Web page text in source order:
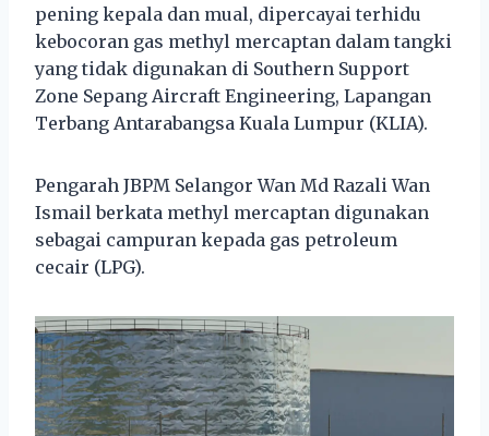
pening kepala dan mual, dipercayai terhidu
kebocoran gas methyl mercaptan dalam tangki
yang tidak digunakan di Southern Support
Zone Sepang Aircraft Engineering, Lapangan
Terbang Antarabangsa Kuala Lumpur (KLIA).
Pengarah JBPM Selangor Wan Md Razali Wan
Ismail berkata methyl mercaptan digunakan
sebagai campuran kepada gas petroleum
cecair (LPG).